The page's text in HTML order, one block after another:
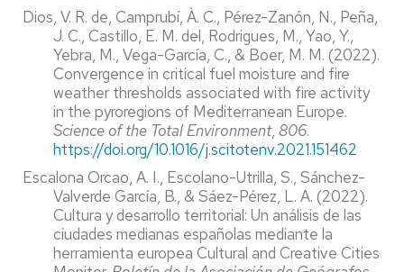
Dios, V. R. de, Camprubí, À. C., Pérez-Zanón, N., Peña,
J. C., Castillo, E. M. del, Rodrigues, M., Yao, Y.,
Yebra, M., Vega-García, C., & Boer, M. M. (2022).
Convergence in critical fuel moisture and fire
weather thresholds associated with fire activity
in the pyroregions of Mediterranean Europe.
Science of the Total Environment, 806.
https://doi.org/10.1016/j.scitotenv.2021.151462
Escalona Orcao, A. I., Escolano-Utrilla, S., Sánchez-
Valverde García, B., & Sáez-Pérez, L. A. (2022).
Cultura y desarrollo territorial: Un análisis de las
ciudades medianas españolas mediante la
herramienta europea Cultural and Creative Cities